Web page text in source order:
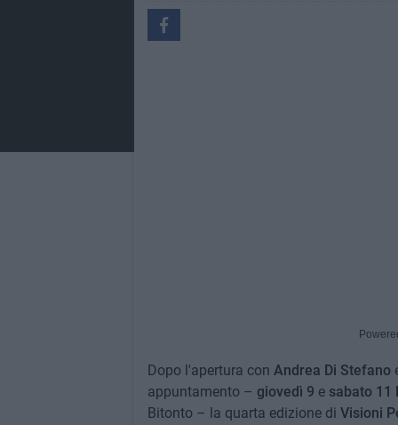
Dopo l'apertura con Andrea Di Stefano
appuntamento – giovedì 9 e sabato 11
Bitonto – la quarta edizione di Visioni